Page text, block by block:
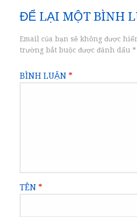
bài
viết
ĐỂ LẠI MỘT BÌNH
Email của bạn sẽ không được
trường bắt buộc được đánh dấu *
BÌNH LUẬN *
TÊN *